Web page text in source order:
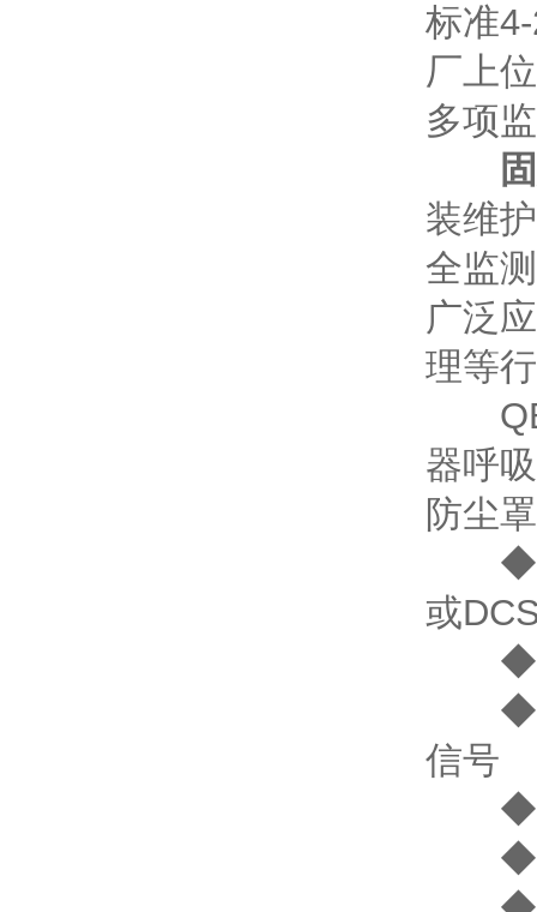
标准
厂上
多项
装维
全监
广泛
理等
器呼
防尘
◆ 标
或
◆ 适
◆ 传
信号
◆ -
◆ 标